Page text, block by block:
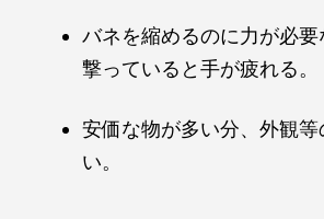
バネを縮めるのに力が必要
撃っていると手が疲れる。
安価な物が多い分、外観
い。